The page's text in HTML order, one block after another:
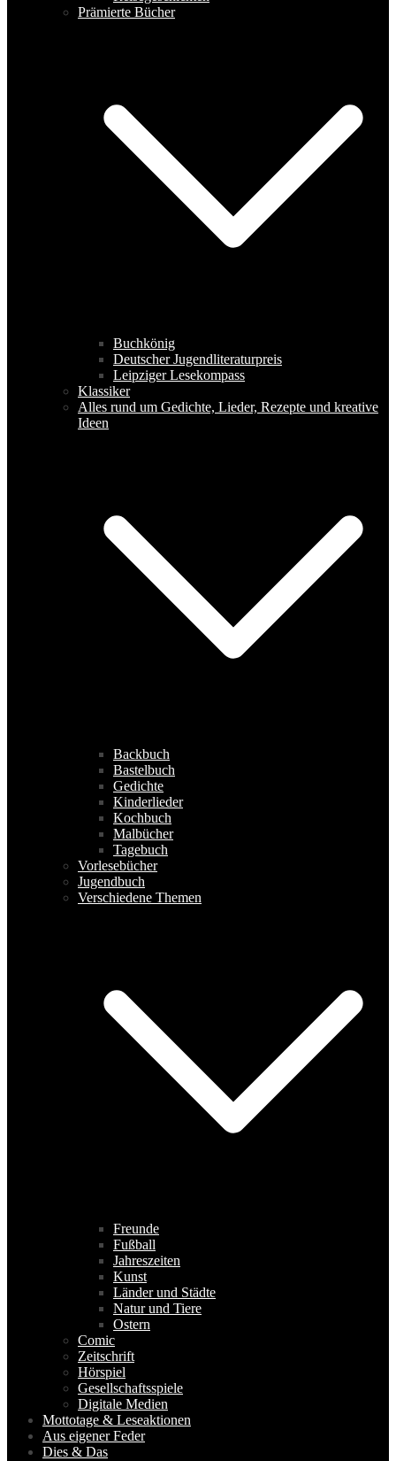
Prämierte Bücher
Buchkönig
Deutscher Jugendliteraturpreis
Leipziger Lesekompass
Klassiker
Alles rund um Gedichte, Lieder, Rezepte und kreative
Ideen
Backbuch
Bastelbuch
Gedichte
Kinderlieder
Kochbuch
Malbücher
Tagebuch
Vorlesebücher
Jugendbuch
Verschiedene Themen
Freunde
Fußball
Jahreszeiten
Kunst
Länder und Städte
Natur und Tiere
Ostern
Comic
Zeitschrift
Hörspiel
Gesellschaftsspiele
Digitale Medien
Mottotage & Leseaktionen
Aus eigener Feder
Dies & Das